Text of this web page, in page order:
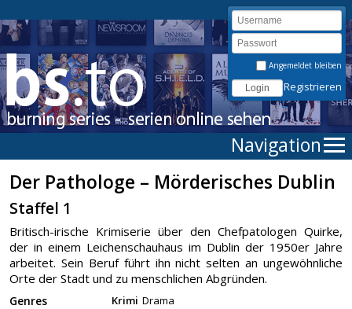
Angemeldet bleiben
Registrieren
Navigation
Der Pathologe – Mörderisches Dublin
Staffel 1
Britisch-irische Krimiserie über den Chefpatologen Quirke,
der in einem Leichenschauhaus im Dublin der 1950er Jahre
arbeitet. Sein Beruf führt ihn nicht selten an ungewöhnliche
Orte der Stadt und zu menschlichen Abgründen.
Genres Krimi Drama